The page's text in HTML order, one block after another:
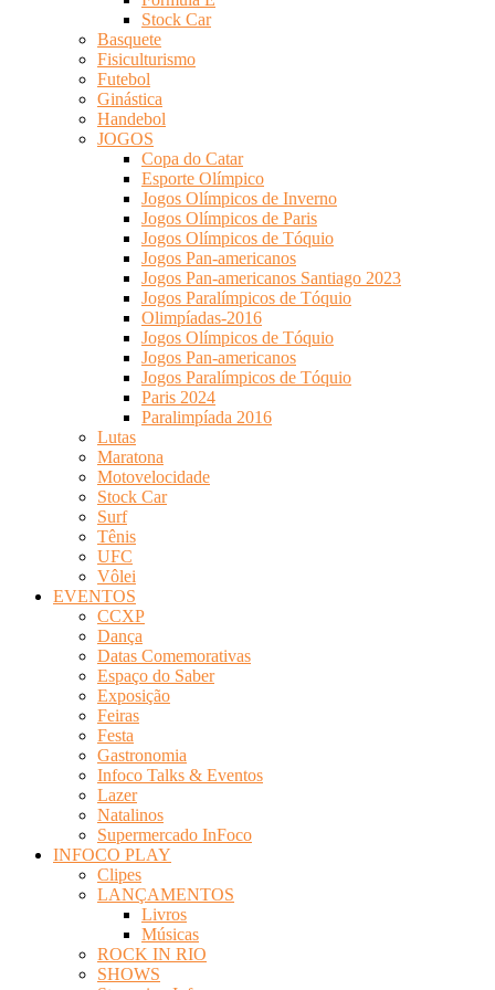
Stock Car
Basquete
Fisiculturismo
Futebol
Ginástica
Handebol
JOGOS
Copa do Catar
Esporte Olímpico
Jogos Olímpicos de Inverno
Jogos Olímpicos de Paris
Jogos Olímpicos de Tóquio
Jogos Pan-americanos
Jogos Pan-americanos Santiago 2023
Jogos Paralímpicos de Tóquio
Olimpíadas-2016
Jogos Olímpicos de Tóquio
Jogos Pan-americanos
Jogos Paralímpicos de Tóquio
Paris 2024
Paralimpíada 2016
Lutas
Maratona
Motovelocidade
Stock Car
Surf
Tênis
UFC
Vôlei
EVENTOS
CCXP
Dança
Datas Comemorativas
Espaço do Saber
Exposição
Feiras
Festa
Gastronomia
Infoco Talks & Eventos
Lazer
Natalinos
Supermercado InFoco
INFOCO PLAY
Clipes
LANÇAMENTOS
Livros
Músicas
ROCK IN RIO
SHOWS